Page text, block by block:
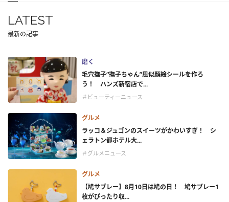
LATEST
最新の記事
磨く
毛穴撫子“撫子ちゃん”風似顔絵シールを作ろ
う！ ハンズ新宿店で...
＃ビューティーニュース
グルメ
ラッコ＆ジュゴンのスイーツがかわいすぎ！ シ
ェラトン都ホテル大...
＃グルメニュース
グルメ
【鳩サブレー】8月10日は鳩の日！ 鳩サブレー1
枚がぴったり収...